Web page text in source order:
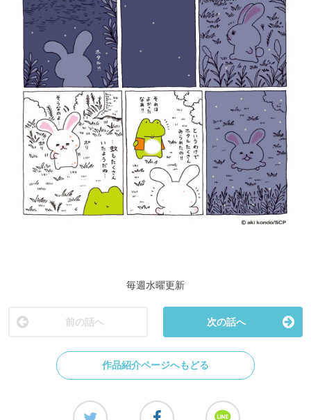
毎週水曜更新
前の話へ 次の話へ
作品紹介ページへもどる